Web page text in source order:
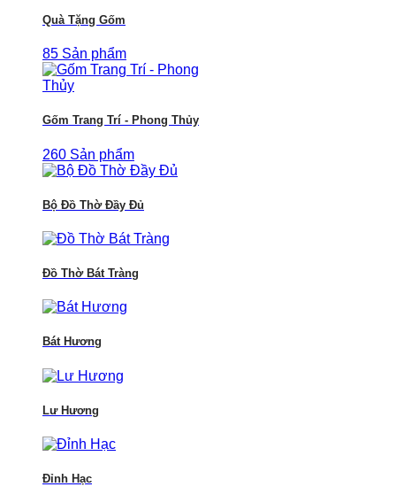
Quà Tặng Gốm
85 Sản phẩm
Gốm Trang Trí - Phong Thủy
260 Sản phẩm
Bộ Đồ Thờ Đầy Đủ
Đồ Thờ Bát Tràng
Bát Hương
Lư Hương
Đỉnh Hạc